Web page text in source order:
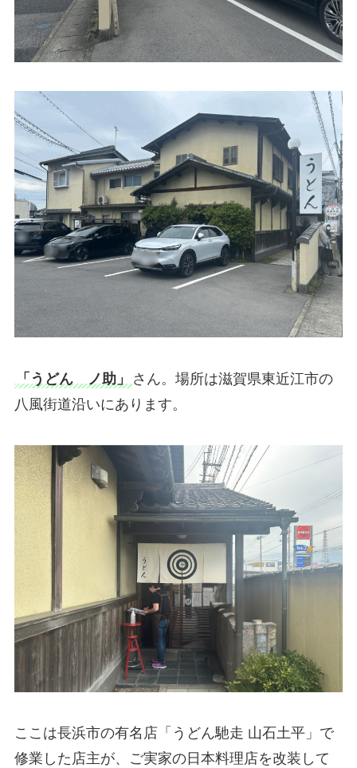
「うどん ノ助」
さん。場所は滋賀県東近江市の
八風街道沿いにあります。
ここは長浜市の有名店「うどん馳走 山石土平」で
修業した店主が、ご実家の日本料理店を改装して